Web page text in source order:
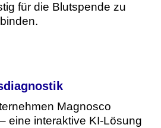
für die Blutspende zu
Magnosco
eine interaktive KI-Lösung